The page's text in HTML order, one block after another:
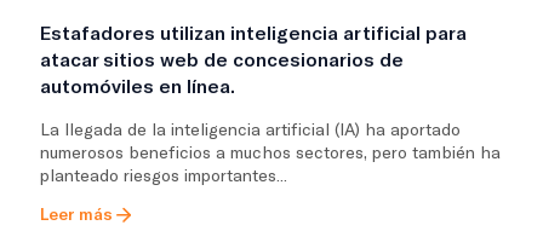
Estafadores utilizan inteligencia artificial para
atacar sitios web de concesionarios de
automóviles en línea.
La llegada de la inteligencia artificial (IA) ha aportado
numerosos beneficios a muchos sectores, pero también ha
planteado riesgos importantes...
Leer más